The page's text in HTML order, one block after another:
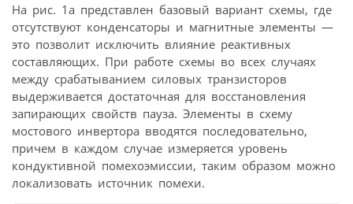
На рис. 1а представлен базовый вариант схемы, где
отсутствуют конденсаторы и магнитные элементы —
это позволит исключить влияние реактивных
составляющих. При работе схемы во всех случаях
между срабатыванием силовых транзисторов
выдерживается достаточная для восстановления
запирающих свойств пауза. Элементы в схему
мостового инвертора вводятся последовательно,
причем в каждом случае измеряется уровень
кондуктивной помехоэмиссии, таким образом можно
локализовать источник помехи.